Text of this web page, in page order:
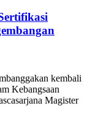
kembali
Kebangsaan
Magister